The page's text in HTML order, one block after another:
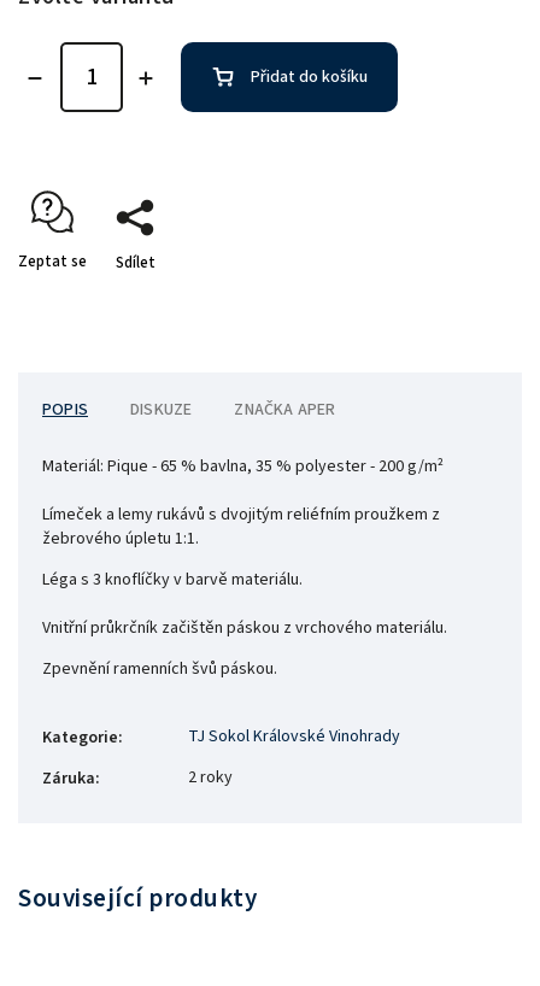
Přidat do košíku
Zeptat se Sdílet
POPIS DISKUZE ZNAČKA APER
Materiál: Pique - 65 % bavlna, 35 % polyester - 200 g/m²
Límeček a lemy rukávů s dvojitým reliéfním proužkem z
žebrového úpletu 1:1.
Léga s 3 knoflíčky v barvě materiálu.
Vnitřní průkrčník začištěn páskou z vrchového materiálu.
Zpevnění ramenních švů páskou.
Kategorie:
TJ Sokol Královské Vinohrady
Záruka: 2 roky
Související produkty